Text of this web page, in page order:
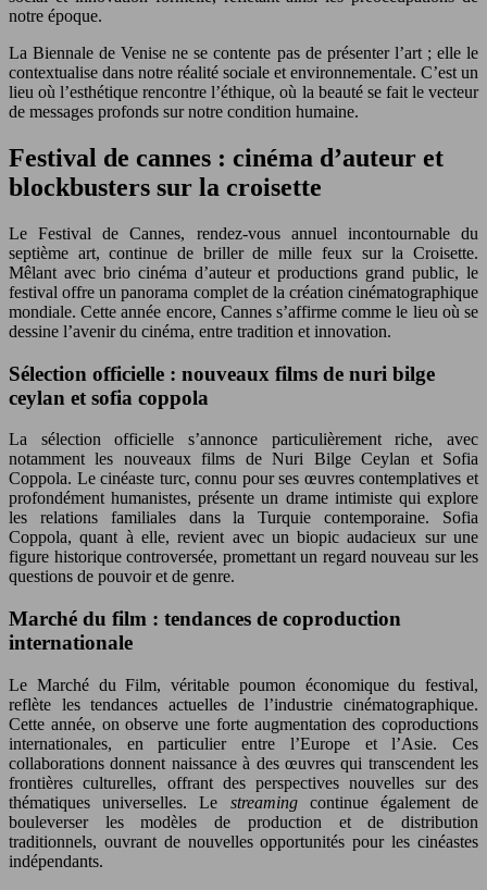
notre époque.
La Biennale de Venise ne se contente pas de présenter l’art ; elle le
contextualise dans notre réalité sociale et environnementale. C’est un
lieu où l’esthétique rencontre l’éthique, où la beauté se fait le vecteur
de messages profonds sur notre condition humaine.
Festival de cannes : cinéma d’auteur et
blockbusters sur la croisette
Le Festival de Cannes, rendez-vous annuel incontournable du
septième art, continue de briller de mille feux sur la Croisette.
Mêlant avec brio cinéma d’auteur et productions grand public, le
festival offre un panorama complet de la création cinématographique
mondiale. Cette année encore, Cannes s’affirme comme le lieu où se
dessine l’avenir du cinéma, entre tradition et innovation.
Sélection officielle : nouveaux films de nuri bilge
ceylan et sofia coppola
La sélection officielle s’annonce particulièrement riche, avec
notamment les nouveaux films de Nuri Bilge Ceylan et Sofia
Coppola. Le cinéaste turc, connu pour ses œuvres contemplatives et
profondément humanistes, présente un drame intimiste qui explore
les relations familiales dans la Turquie contemporaine. Sofia
Coppola, quant à elle, revient avec un biopic audacieux sur une
figure historique controversée, promettant un regard nouveau sur les
questions de pouvoir et de genre.
Marché du film : tendances de coproduction
internationale
Le Marché du Film, véritable poumon économique du festival,
reflète les tendances actuelles de l’industrie cinématographique.
Cette année, on observe une forte augmentation des coproductions
internationales, en particulier entre l’Europe et l’Asie. Ces
collaborations donnent naissance à des œuvres qui transcendent les
frontières culturelles, offrant des perspectives nouvelles sur des
thématiques universelles. Le streaming continue également de
bouleverser les modèles de production et de distribution
traditionnels, ouvrant de nouvelles opportunités pour les cinéastes
indépendants.